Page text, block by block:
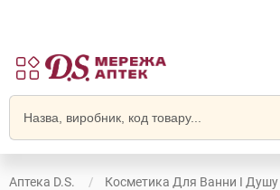
Аптека D.S.
Косметика Для Ванни І Душу